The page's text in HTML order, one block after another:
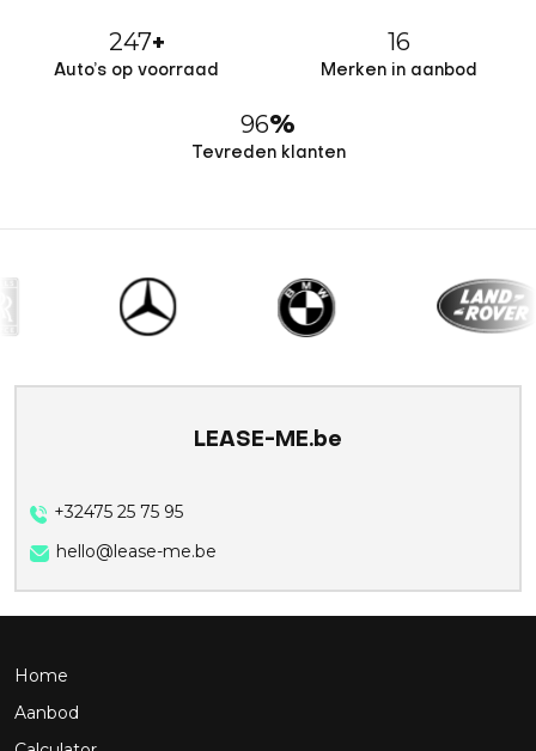
247+
Auto’s op voorraad
16
Merken in aanbod
96%
Tevreden klanten
LEASE-ME.be
+32475 25 75 95
hello@lease-me.be
Home
Aanbod